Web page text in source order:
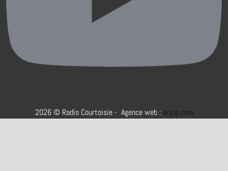
2026 © Radio Courtoisie - Agence web : aryup.com